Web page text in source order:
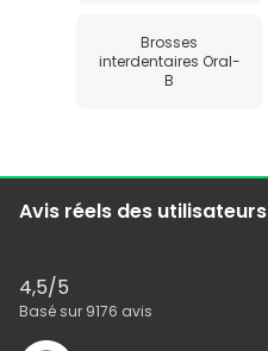
Brosses
interdentaires Oral-
B
Avis réels des utilisateurs
4,5/5
Basé sur 9176 avis